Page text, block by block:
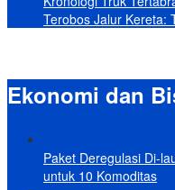
Terobos Jalur Kereta:
Ekonomi dan
Paket Deregulasi Di-
untuk 10 Komoditas